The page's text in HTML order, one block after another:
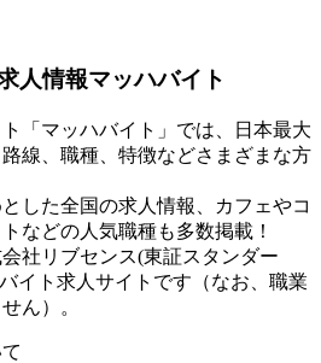
人情報マッハバイト
「マッハバイト」では、日本最大
線、職種、特徴などさまざまな方
した全国の求人情報、カフェやコ
などの人気職種も多数掲載！
社リブセンス(東証スタンダー
イト求人サイトです（なお、職業
ん）。